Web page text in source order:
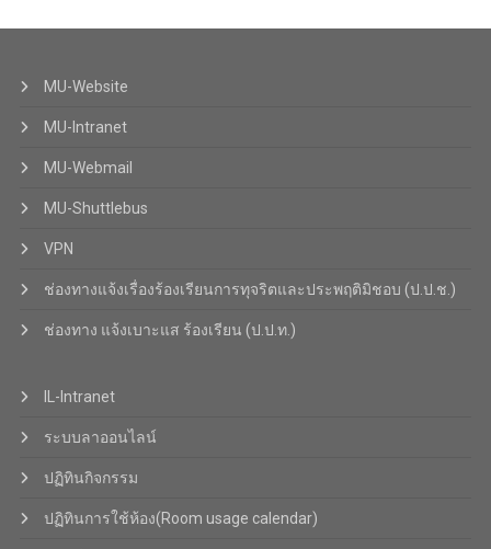
MU-Website
MU-Intranet
MU-Webmail
MU-Shuttlebus
VPN
ช่องทางแจ้งเรื่องร้องเรียนการทุจริตและประพฤติมิชอบ (ป.ป.ช.)
ช่องทาง แจ้งเบาะแส ร้องเรียน (ป.ป.ท.)
IL-Intranet
ระบบลาออนไลน์
ปฏิทินกิจกรรม
ปฏิทินการใช้ห้อง(Room usage calendar)